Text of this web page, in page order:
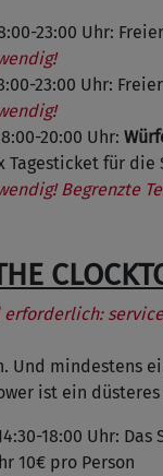
23:00 Uhr:
23:00 Uhr:
20:00 Uhr:
Tagesticket für die
Begrenzte
erforderlich:
Und mindestens
ist ein
18:00 Uhr:
10€ pro Person